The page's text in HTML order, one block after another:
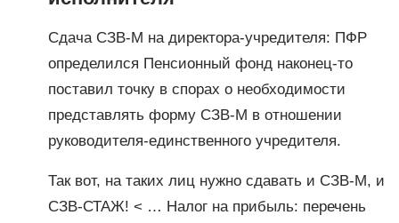
Сдача СЗВ-М на директора-учредителя: ПФР
определился Пенсионный фонд наконец-то
поставил точку в спорах о необходимости
представлять форму СЗВ-М в отношении
руководителя-единственного учредителя.
Так вот, на таких лиц нужно сдавать и СЗВ-М, и
СЗВ-СТАЖ! < … Налог на прибыль: перечень